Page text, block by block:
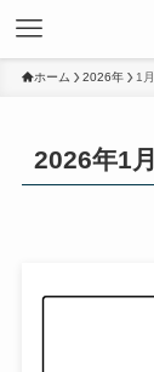
ホーム 2026年 1月
2026年1月